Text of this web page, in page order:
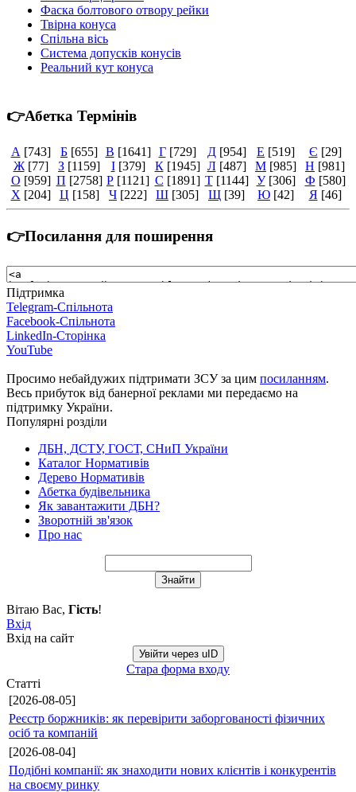
Фаска болтового отвору рейки
Твірна конуса
Спільна вісь
Система допусків конусів
Реальний кут конуса
👉Абетка Термінів
А [743] Б [655] В [1641] Г [729] Д [954] Е [519] Є [29]
Ж [77] З [1159] І [379] К [1945] Л [487] М [985] Н [981]
О [959] П [2758] Р [1121] С [1891] Т [1144] У [306] Ф [580]
Х [204] Ц [158] Ч [222] Ш [305] Щ [39] Ю [42] Я [46]
👉Посилання для поширення
Підтримка
Telegram-Спільнота
Facebook-Спільнота
LinkedIn-Сторінка
YouTube
Просимо небайдужих підтримати ЗСУ за цим посиланням.
Весь прибуток від банерної реклами ми передаємо на
підтримку України.
Популярні розділи
ДБН, ДСТУ, ГОСТ, СНиП України
Каталог Нормативів
Дерево Нормативів
Абетка будівельника
Як завантажити ДБН?
Зворотній зв'язок
Про нас
Вітаю Вас, Гість!
Вхід
Вхід на сайт
Увійти через uID
Стара форма входу
Статті
[2026-08-05]
Реєстр боржників: як перевірити заборгованості фізичних
осіб та компаній
[2026-08-04]
Подібні компанії: як знаходити нових клієнтів і конкурентів
на своєму ринку